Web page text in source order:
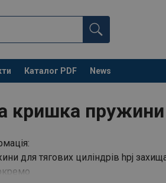
Каталог PDF News
кришка пружини
для тягових циліндрів hpj